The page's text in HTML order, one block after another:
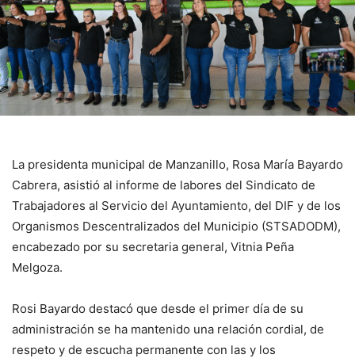
La presidenta municipal de Manzanillo, Rosa María Bayardo
Cabrera, asistió al informe de labores del Sindicato de
Trabajadores al Servicio del Ayuntamiento, del DIF y de los
Organismos Descentralizados del Municipio (STSADODM),
encabezado por su secretaria general, Vitnia Peña
Melgoza.
Rosi Bayardo destacó que desde el primer día de su
administración se ha mantenido una relación cordial, de
respeto y de escucha permanente con las y los